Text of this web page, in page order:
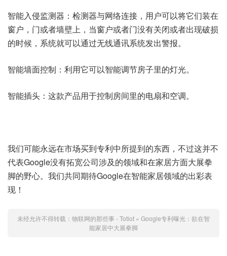
智能入侵监测器：检测器与网络连接，用户可以将它们装在
窗户，门或者墙壁上，当窗户或者门没有关闭或者出现破损
的时候，系统就可以通过无线通讯系统发出警报。
智能墙面控制：利用它可以智能调节房子里的灯光。
智能插头：这款产品用于控制房间里的电扇和空调。
我们可能永远在市场买到专利中所提到的东西，不过这并不
代表Google没有拓宽公司涉及的领域和在家居方面大展拳
脚的野心。我们共同期待Google在智能家居领域的出彩表
现！
未经允许不得转载： 物联网的那些事 - Totiot » Google专利曝光：欲在智
能家居中大展拳脚